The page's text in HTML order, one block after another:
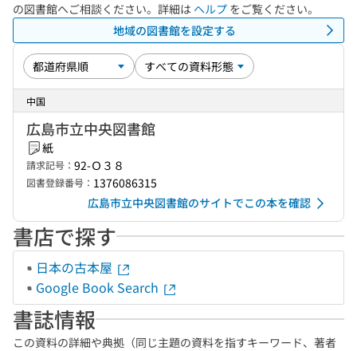
の図書館へご相談ください。詳細は ヘルプ をご覧ください。
地域の図書館を設定する
中国
広島市立中央図書館
紙
請求記号： 92-Ｏ３８
図書登録番号： 1376086315
広島市立中央図書館のサイトでこの本を確認
書店で探す
日本の古本屋
Google Book Search
書誌情報
この資料の詳細や典拠（同じ主題の資料を指すキーワード、著者